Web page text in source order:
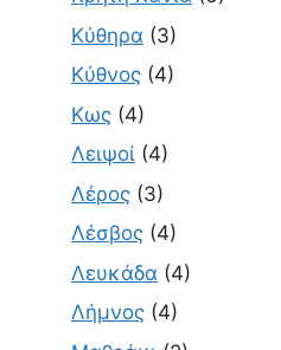
Κύθηρα (3)
Κύθνος (4)
Κως (4)
Λειψοί (4)
Λέρος (3)
Λέσβος (4)
Λευκάδα (4)
Λήμνος (4)